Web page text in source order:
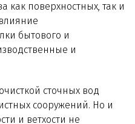
как поверхностных, так и
бытового и
и
сточных вод
сооружений. Но и
и ветхости не